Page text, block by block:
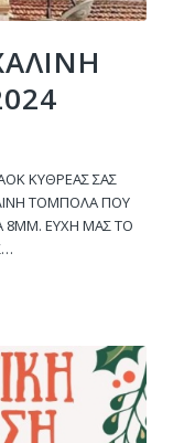
KYΘPEAΣ ΣAΣ
TOMΠOΛA ΠOY
EYXH MAΣ TO